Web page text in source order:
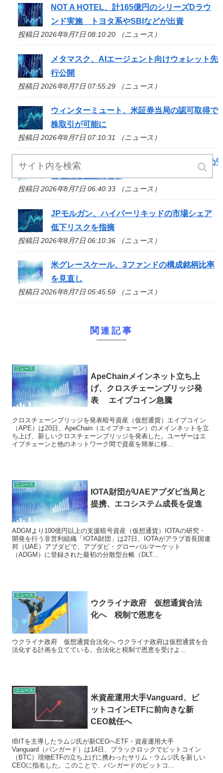
NOT A HOTEL、計165億円のシリーズDラウ
ンド実施 トヨタ系やSBIなどが出資
投稿日 2026年8月7日 08:10:20 （ニュース）
メタマスク、AIエージェント向けウォレット先
行公開
投稿日 2026年8月7日 07:55:29 （ニュース）
ウィンターミュート、米証券当局の認可取得で
株取引が可能に
投稿日 2026年8月7日 07:10:31 （ニュース）
停滞中の米クラリティー法案、トランプ政権が
倫理規定協議に着手
投稿日 2026年8月7日 06:40:33 （ニュース）
JPモルガン、ハイパーリキッドの市場シェア
低下リスクを指摘
投稿日 2026年8月7日 06:10:36 （ニュース）
米グレースケール、3ファンドの構成銘柄比率
を見直し
投稿日 2026年8月7日 05:45:59 （ニュース）
関連記事
ニュース
ApeChainメインネット立ち上
げ、クロスチェーンブリッジ発
表 エイプコイン急騰
クロスチェーンブリッジを発表暗号資産（仮想通貨）エイプコイン
（APE）は20日、ApeChain（エイプチェーン）のメインネットを立
ち上げ、新しいクロスチェーンブリッジを発表した。ユーザーはエ
イプチェーンと他のネットワーク間で資産を簡単に移...
ニュース
IOTA財団がUAEアブダビ当局と
提携、エコシステム成長を促進
ADGMより100億円以上の支援暗号資産（仮想通貨）IOTAの研究・
開発を行う非営利組織「IOTA財団」は27日、IOTAがアラブ首長国連
邦（UAE）アブダビで、アブダビ・グローバルマーケット
（ADGM）に登録された最初の分散型台帳（DLT...
ニュース
ウクライナ政府 仮想通貨合法
化へ 税制で恩恵を
ウクライナ政府 仮想通貨合法化へ ウクライナ政府は仮想通貨を合
法化する計画を立てている。合法化と税制で恩恵を受けよ...
ニュース
米資産運用大手Vanguard、ビ
ットコインETFに前向きな新
CEO就任へ
IBITを主導したラムジ氏が新CEOへETF・資産運用大手
Vanguard（バンガード）は14日、ブラックロックでビットコイン
（BTC）現物ETFの立ち上げに携わったサリム・ラムジ氏を新しい
CEOに指名した。このことで、バンガードのビットコ...